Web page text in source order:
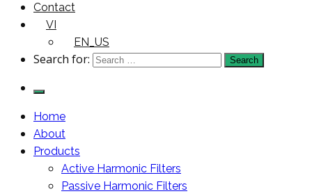
Contact
VI
EN_US
Search for:
Home
About
Products
Active Harmonic Filters
Passive Harmonic Filters